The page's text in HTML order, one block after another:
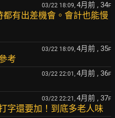
03/22 18:09, 4月前 , 34F
有出差機會。會計也能慢
03/22 18:09, 4月前 , 35F
考
03/22 22:01, 4月前 , 36F
03/22 22:21, 4月前 , 37F
字還要加！到底多老人味